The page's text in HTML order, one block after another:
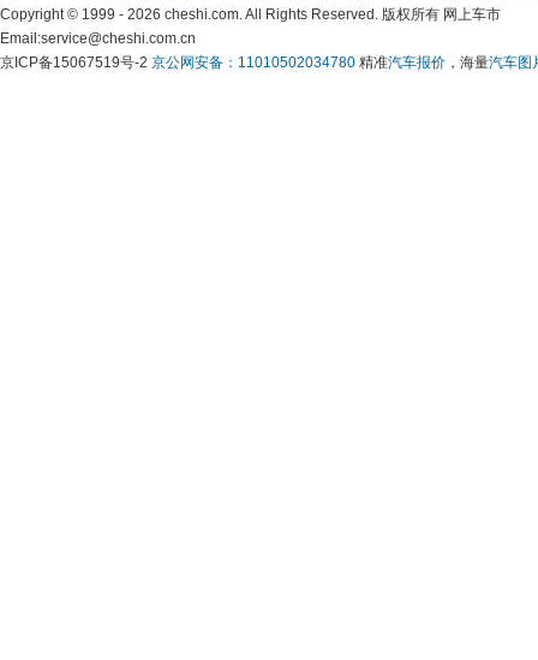
Copyright © 1999 - 2026 cheshi.com. All Rights Reserved. 版权所有 网上车市
Email:service@cheshi.com.cn
京ICP备15067519号-2 京公网安备：11010502034780 精准汽车报价 ，海量汽车图